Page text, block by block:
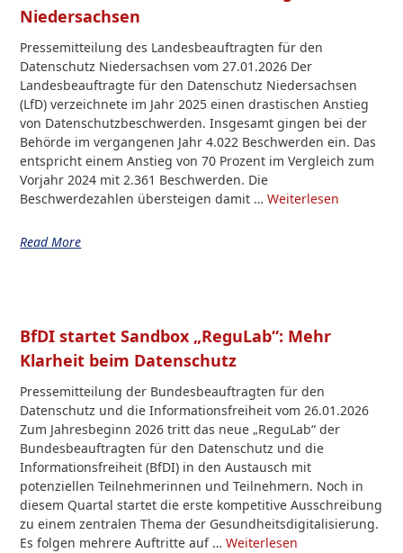
Niedersachsen
Pressemitteilung des Landesbeauftragten für den
Datenschutz Niedersachsen vom 27.01.2026 Der
Landesbeauftragte für den Datenschutz Niedersachsen
(LfD) verzeichnete im Jahr 2025 einen drastischen Anstieg
von Datenschutzbeschwerden. Insgesamt gingen bei der
Behörde im vergangenen Jahr 4.022 Beschwerden ein. Das
entspricht einem Anstieg von 70 Prozent im Vergleich zum
Vorjahr 2024 mit 2.361 Beschwerden. Die
Beschwerdezahlen übersteigen damit …Weiterlesen
Read More
BfDI startet Sandbox „ReguLab“: Mehr
Klarheit beim Datenschutz
Pressemitteilung der Bundesbeauftragten für den
Datenschutz und die Informationsfreiheit vom 26.01.2026
Zum Jahresbeginn 2026 tritt das neue „ReguLab“ der
Bundesbeauftragten für den Datenschutz und die
Informationsfreiheit (BfDI) in den Austausch mit
potenziellen Teilnehmerinnen und Teilnehmern. Noch in
diesem Quartal startet die erste kompetitive Ausschreibung
zu einem zentralen Thema der Gesundheitsdigitalisierung.
Es folgen mehrere Auftritte auf …Weiterlesen